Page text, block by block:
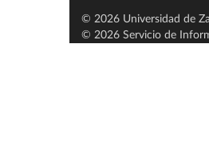
© 2026 Universidad de
© 2026 Servicio de